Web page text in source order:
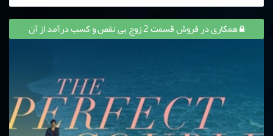
همکاری در فروش قسمت 2 زوج بی نقص و کسب درآمد از آن